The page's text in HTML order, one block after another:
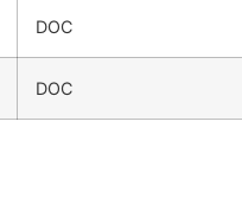
DOC
DOC